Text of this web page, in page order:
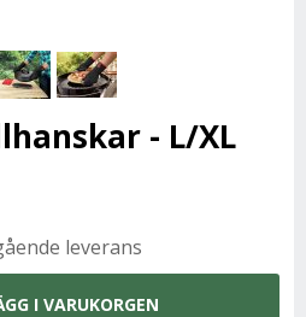
- L/XL
leverans
I VARUKORGEN